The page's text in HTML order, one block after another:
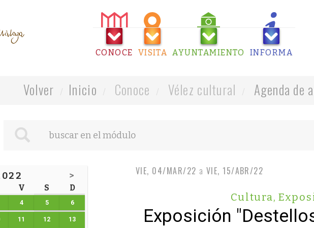
CONOCE VISITA AYUNTAMIENTO INFORMA
Volver Inicio Conoce Vélez cultural Agenda de
>
V S D
4 5 6
11 12 13
VIE, 04/MAR/22 a VIE, 15/ABR/22
Cultura,
Exposición